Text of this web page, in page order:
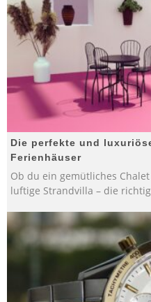
Die perfekte und
Ferienhäuser
Ob du ein gemütliches
luftige Strandvilla – die